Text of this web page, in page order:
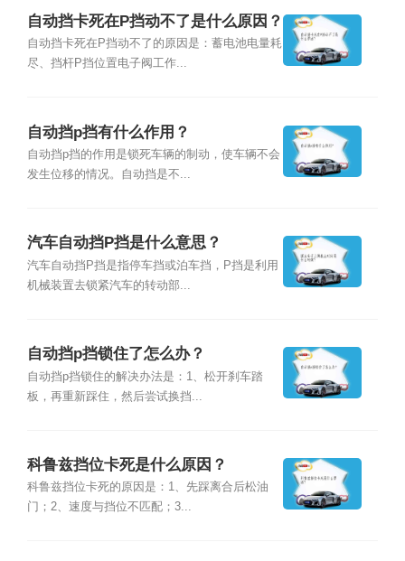
自动挡卡死在P挡动不了是什么原因？
自动挡卡死在P挡动不了的原因是：蓄电池电量耗
尽、挡杆P挡位置电子阀工作...
自动挡p挡有什么作用？
自动挡p挡的作用是锁死车辆的制动，使车辆不会
发生位移的情况。自动挡是不...
汽车自动挡P挡是什么意思？
汽车自动挡P挡是指停车挡或泊车挡，P挡是利用
机械装置去锁紧汽车的转动部...
自动挡p挡锁住了怎么办？
自动挡p挡锁住的解决办法是：1、松开刹车踏
板，再重新踩住，然后尝试换挡...
科鲁兹挡位卡死是什么原因？
科鲁兹挡位卡死的原因是：1、先踩离合后松油
门；2、速度与挡位不匹配；3...